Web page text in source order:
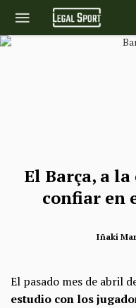
El Barça, a
confiar en
Iñaki
El pasado mes de abril
estudio con los